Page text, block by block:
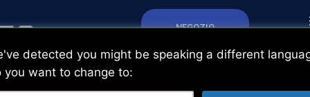
NEGOZIO
detected you might be speaking a different
you want to change to: